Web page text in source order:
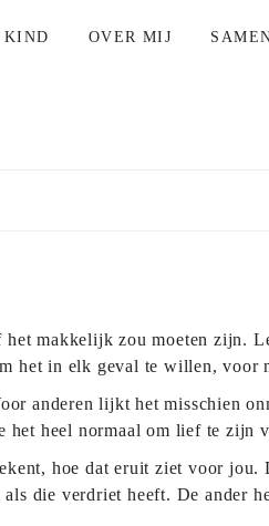
OVER MIJ
makkelijk zou moeten zijn.
het in elk geval te willen, voor
anderen lijkt het misschien
heel normaal om lief te zijn
hoe dat eruit ziet voor
die verdriet heeft. De ander